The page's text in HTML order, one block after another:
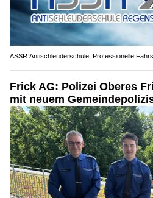
ASSR Antischleuderschule: Professionelle
Frick AG: Polizei Oberes
mit neuem